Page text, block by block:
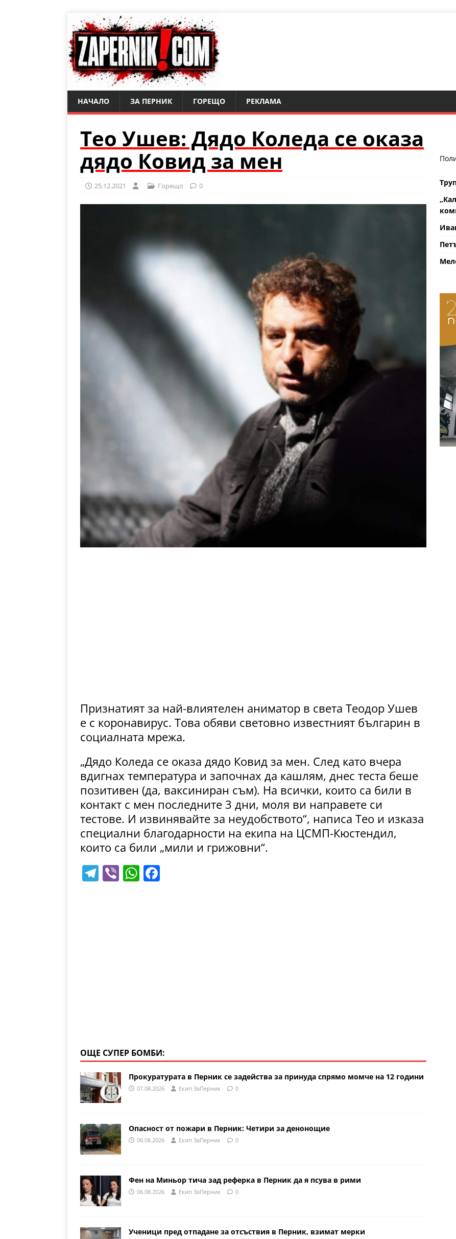
НАЧАЛО ЗА ПЕРНИК ГОРЕЩО РЕКЛАМА
Тео Ушев: Дядо Коледа се оказа
дядо Ковид за мен
25.12.2021 Горещо 0
Признатият за най-влиятелен аниматор в света Теодор Ушев
е с коронавирус. Това обяви световно известният българин в
социалната мрежа.
„Дядо Коледа се оказа дядо Ковид за мен. След като вчера
вдигнах температура и започнах да кашлям, днес теста беше
позитивен (да, ваксиниран съм). На всички, които са били в
контакт с мен последните 3 дни, моля ви направете си
тестове. И извинявайте за неудобството“, написа Тео и изказа
специални благодарности на екипа на ЦСМП-Кюстендил,
които са били „мили и грижовни“.
T Vi W
ОЩЕ СУПЕР БОМБИ:
Прокуратурата в Перник се задейства за принуда спрямо момче на 12 години
07.08.2026 Eкип ЗаПерник 0
Опасност от пожари в Перник: Четири за денонощие
06.08.2026 Eкип ЗаПерник 0
Фен на Миньор тича зад реферка в Перник да я псува в рими
06.08.2026 Eкип ЗаПерник 0
Ученици пред отпадане за отсъствия в Перник, взимат мерки